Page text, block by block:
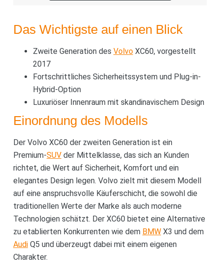
Das Wichtigste auf einen Blick
Zweite Generation des VolvoXC60, vorgestellt
2017
Fortschrittliches Sicherheitssystem und Plug-in-
Hybrid-Option
Luxuriöser Innenraum mit skandinavischem Design
Einordnung des Modells
Der Volvo XC60 der zweiten Generation ist ein
Premium-SUVder Mittelklasse, das sich an Kunden
richtet, die Wert auf Sicherheit, Komfort und ein
elegantes Design legen. Volvo zielt mit diesem Modell
auf eine anspruchsvolle Käuferschicht, die sowohl die
traditionellen Werte der Marke als auch moderne
Technologien schätzt. Der XC60 bietet eine Alternative
zu etablierten Konkurrenten wie dem BMWX3 und dem
AudiQ5 und überzeugt dabei mit einem eigenen
Charakter.